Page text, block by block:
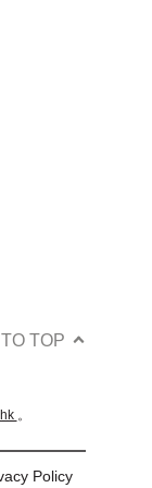
TOP
。
Policy